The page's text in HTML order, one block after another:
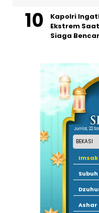
Kapolri
Ekstrem
Siaga
Jum'at, 22
Imsak
Subuh
Ashar